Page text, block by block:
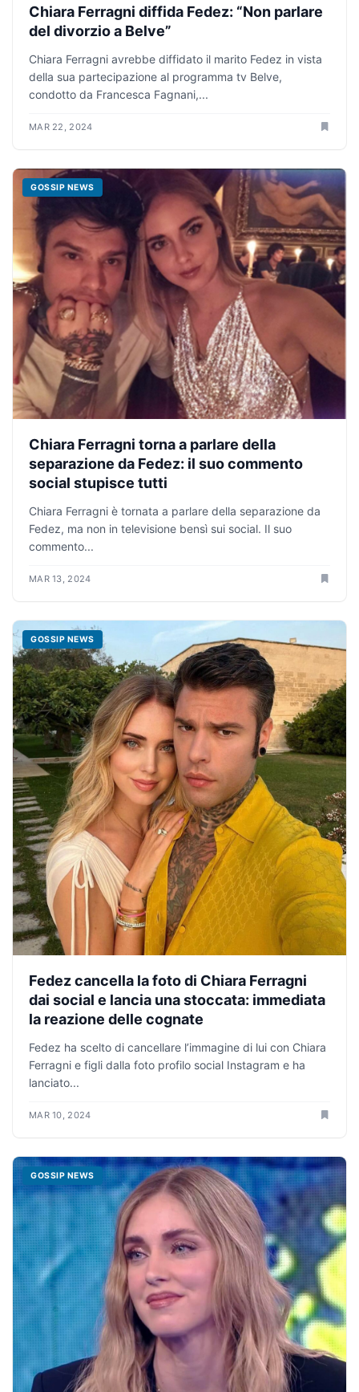
Chiara Ferragni diffida Fedez: “Non parlare
del divorzio a Belve”
Chiara Ferragni avrebbe diffidato il marito Fedez in vista
della sua partecipazione al programma tv Belve,
condotto da Francesca Fagnani,...
MAR 22, 2024
GOSSIP NEWS
Chiara Ferragni torna a parlare della
separazione da Fedez: il suo commento
social stupisce tutti
Chiara Ferragni è tornata a parlare della separazione da
Fedez, ma non in televisione bensì sui social. Il suo
commento...
MAR 13, 2024
GOSSIP NEWS
Fedez cancella la foto di Chiara Ferragni
dai social e lancia una stoccata: immediata
la reazione delle cognate
Fedez ha scelto di cancellare l’immagine di lui con Chiara
Ferragni e figli dalla foto profilo social Instagram e ha
lanciato...
MAR 10, 2024
GOSSIP NEWS